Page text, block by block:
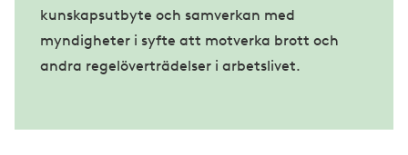
kunskapsutbyte och samverkan med
myndigheter i syfte att motverka brott och
andra regelöverträdelser i arbetslivet.